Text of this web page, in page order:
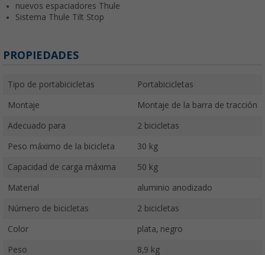
nuevos espaciadores Thule
Sistema Thule Tilt Stop
PROPIEDADES
Tipo de portabicicletas Portabicicletas
Montaje Montaje de la barra de tracción
Adecuado para 2 bicicletas
Peso máximo de la bicicleta 30 kg
Capacidad de carga máxima 50 kg
Material aluminio anodizado
Número de bicicletas 2 bicicletas
Color plata, negro
Peso 8,9 kg